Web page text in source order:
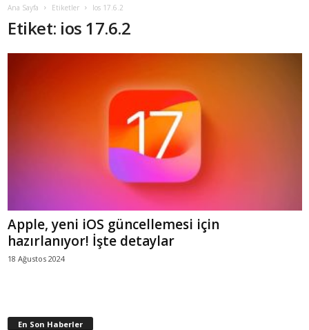
Ana Sayfa Etiketler Ios 17.6.2
Etiket: ios 17.6.2
Apple, yeni iOS güncellemesi için
hazırlanıyor! İşte detaylar
18 Ağustos 2024
En Son Haberler